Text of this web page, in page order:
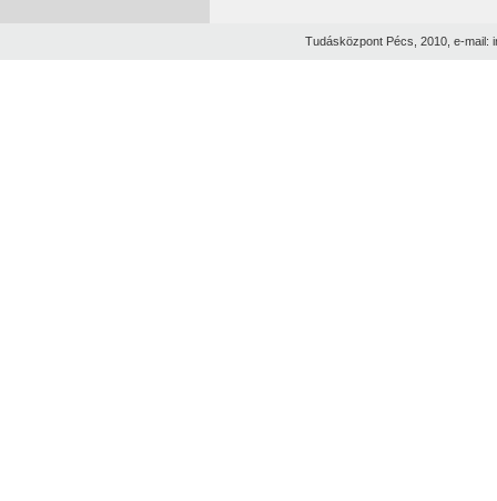
Tudásközpont Pécs, 2010, e-mail: